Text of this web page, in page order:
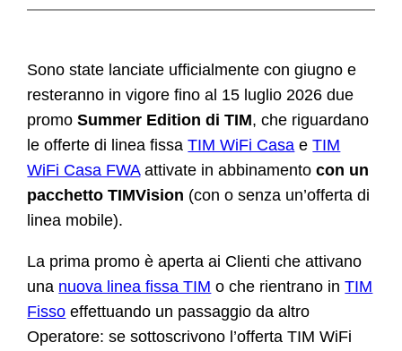
Sono state lanciate ufficialmente con giugno e
resteranno in vigore fino al 15 luglio 2026 due
promoSummer Edition di TIM, che riguardano
le offerte di linea fissaTIM WiFi Casa eTIM
WiFi Casa FWAattivate in abbinamentocon un
pacchetto TIMVision (con o senza un’offerta di
linea mobile).
La prima promo è aperta ai Clienti che attivano
una nuova linea fissa TIM o che rientrano inTIM
Fisso effettuando un passaggio da altro
Operatore: se sottoscrivono l’offerta TIM WiFi